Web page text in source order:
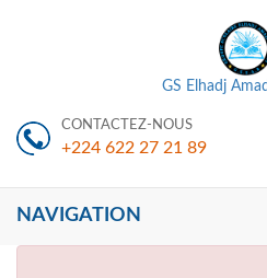
GS Elhadj
CONTACTEZ-NOUS
+224 622 27 21 89
NAVIGATION